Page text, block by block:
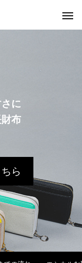
OEM:コスト削減の
2024.09.19
に
布
ら